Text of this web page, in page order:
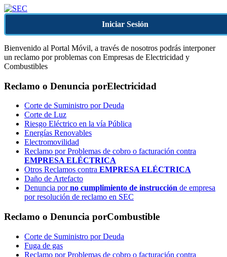
Iniciar Sesión
Bienvenido al Portal Móvil, a través de nosotros podrás interponer
un reclamo por problemas con Empresas de Electricidad y
Combustibles
Reclamo o Denuncia porElectricidad
Corte de Suministro por Deuda
Corte de Luz
Riesgo Eléctrico en la vía Pública
Energías Renovables
Electromovilidad
Reclamo por Problemas de cobro o facturación contra
EMPRESA ELÉCTRICA
Otros Reclamos contra EMPRESA ELÉCTRICA
Daño de Artefacto
Denuncia porno cumplimiento de instrucción de empresa
por resolución de reclamo en SEC
Reclamo o Denuncia porCombustible
Corte de Suministro por Deuda
Fuga de gas
Reclamo por Problemas de cobro o facturación contra